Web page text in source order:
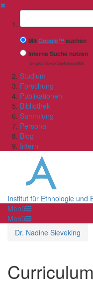
✖
Suchbegriff
MitGoogle™ suchen
Interne Suche nutzen
(eingeschränkte Ergebnisqualität)
Studium
Forschung
Publikationen
Bibliothek
Sammlung
Personal
Blog
Intern
Institut für Ethnologie und
Menü
Menü
Dr. Nadine Sieveking